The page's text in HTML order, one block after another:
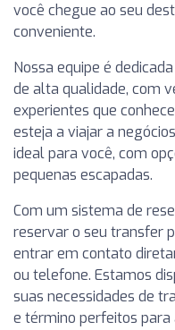
você chegue ao seu
conveniente.
Nossa equipe é
de alta qualidade, com
experientes que
esteja a viajar a
ideal para você, com
pequenas escapadas.
Com um sistema de
reservar o seu transfer
entrar em contato
ou telefone. Estamos
suas necessidades de
e término perfeitos para